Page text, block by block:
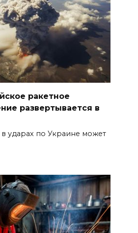
ракетное
развертывается в
ударах по Украине может